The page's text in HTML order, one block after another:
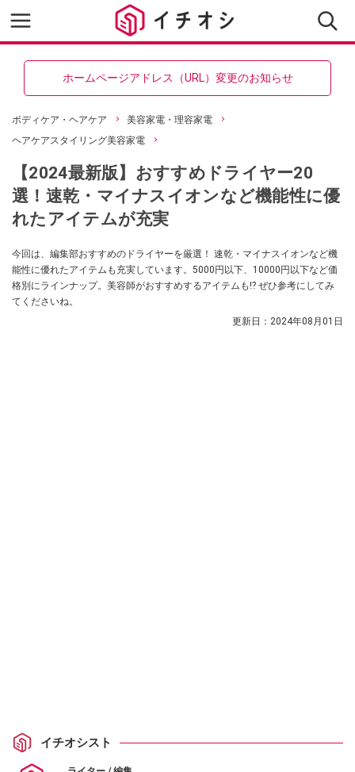
ホームページアドレス（URL）変更のお知らせ
ボディケア・ヘアケア
美容家電・理容家電
ヘアケアスタイリング美容家電
【2024最新版】おすすめドライヤー20
選！速乾・マイナスイオンなど機能性に優
れたアイテムが充実
今回は、編集部おすすめのドライヤーを厳選！ 速乾・マイナスイオンなど機
能性に優れたアイテムも充実しています。5000円以下、10000円以下など価
格別にラインナップ。美容師がおすすめするアイテムも⁉ ぜひ参考にしてみ
てくださいね。
更新日： 2024年08月01日
イチオシスト